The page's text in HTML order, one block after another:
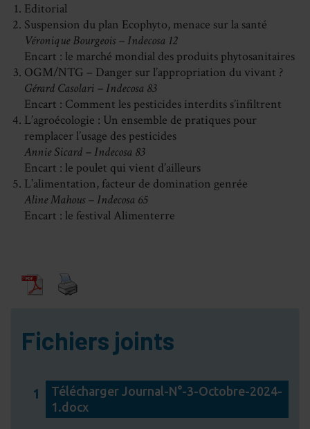
Editorial
Suspension du plan Ecophyto, menace sur la santé
Véronique Bourgeois – Indecosa 12
Encart : le marché mondial des produits phytosanitaires
OGM/NTG – Danger sur l’appropriation du vivant ?
Gérard Casolari – Indecosa 83
Encart : Comment les pesticides interdits s’infiltrent
L’agroécologie : Un ensemble de pratiques pour
remplacer l’usage des pesticides
Annie Sicard – Indecosa 83
Encart : le poulet qui vient d’ailleurs
L’alimentation, facteur de domination genrée
Aline Mahous – Indecosa 65
Encart : le festival Alimenterre
Fichiers joints
1
Télécharger Journal-N°-3-Octobre-2024-
1.docx